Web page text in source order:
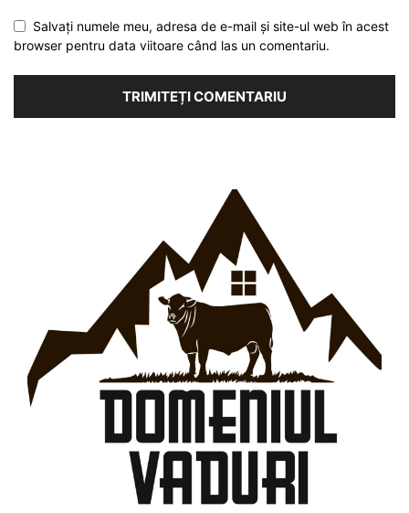
Salvați numele meu, adresa de e-mail și site-ul web în acest
browser pentru data viitoare când las un comentariu.